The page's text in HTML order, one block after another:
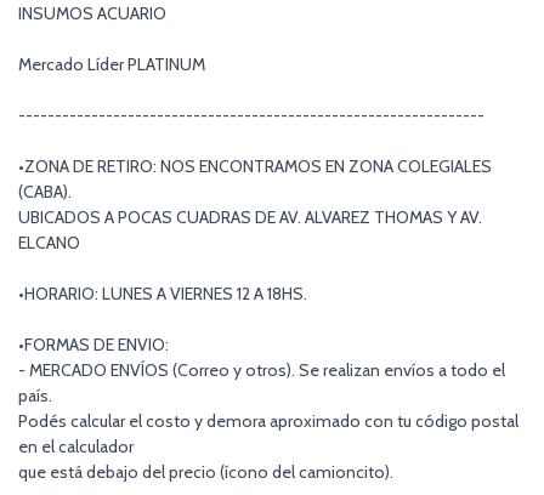
INSUMOS ACUARIO
Mercado Líder PLATINUM
----------------------------------------------------------------
•ZONA DE RETIRO: NOS ENCONTRAMOS EN ZONA COLEGIALES
(CABA).
UBICADOS A POCAS CUADRAS DE AV. ALVAREZ THOMAS Y AV.
ELCANO
•HORARIO: LUNES A VIERNES 12 A 18HS.
•FORMAS DE ENVIO:
- MERCADO ENVÍOS (Correo y otros). Se realizan envíos a todo el
país.
Podés calcular el costo y demora aproximado con tu código postal
en el calculador
que está debajo del precio (ícono del camioncito).